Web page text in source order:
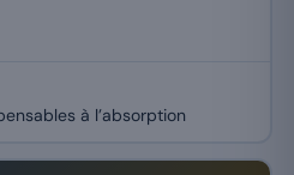
à l’absorption